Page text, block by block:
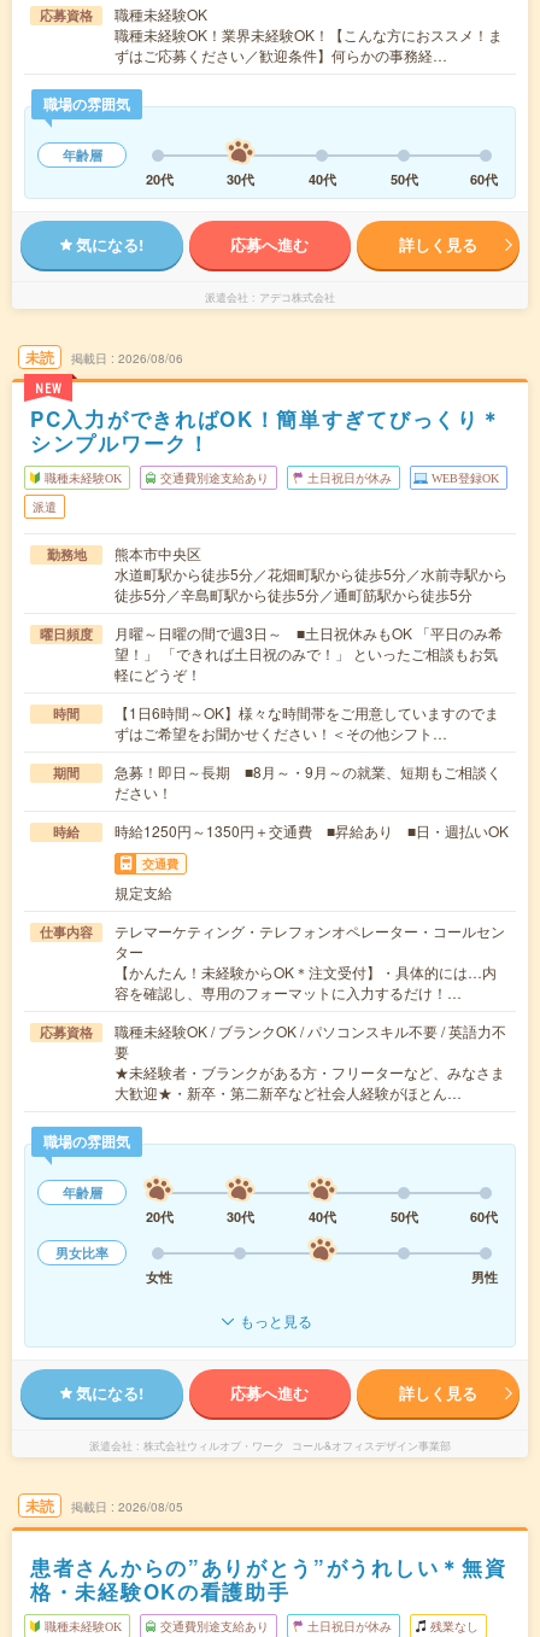
応募資格
職種未経験OK
職種未経験OK！業界未経験OK！【こんな方におススメ！ま
ずはご応募ください／歓迎条件】何らかの事務経…
職場の雰囲気
年齢層
20代
30代 40代 50代 60代
気になる! 応募へ進む 詳しく見る
派遣会社 アデコ株式会社
未読
NEW
掲載日 2026/08/06
PC入力ができればOK！簡単すぎてびっくり＊
シンプルワーク！
職種未経験OK 交通費別途支給あり 土日祝日が休み WEB登録OK
派遣
勤務地
熊本市中央区
水道町駅から徒歩5分／花畑町駅から徒歩5分／水前寺駅から
徒歩5分／辛島町駅から徒歩5分／通町筋駅から徒歩5分
曜日頻度
月曜～日曜の間で週3日～ ■土日祝休みもOK 「平日のみ希
望！」 「できれば土日祝のみで！」 といったご相談もお気
軽にどうぞ！
時間
【1日6時間～OK】様々な時間帯をご用意していますのでま
ずはご希望をお聞かせください！＜その他シフト…
期間
急募！即日～長期 ■8月～・9月～の就業、短期もご相談く
ださい！
時給 時給1250円～1350円＋交通費 ■昇給あり ■日・週払いOK
交通費
規定支給
仕事内容
テレマーケティング・テレフォンオペレーター・コールセン
ター
【かんたん！未経験からOK＊注文受付】・具体的には…内
容を確認し、専用のフォーマットに入力するだけ！…
応募資格
職種未経験OK / ブランクOK / パソコンスキル不要 / 英語力不
要
★未経験者・ブランクがある方・フリーターなど、みなさま
大歓迎★・新卒・第二新卒など社会人経験がほとん…
職場の雰囲気
年齢層
20代
30代 40代 50代
60代
男女比率
女性
男性
もっと見る
気になる! 応募へ進む 詳しく見る
派遣会社 株式会社ウィルオブ・ワーク コール&オフィスデザイン事業部
未読 掲載日 2026/08/05
患者さんからの”ありがとう”がうれしい＊無資
格・未経験OKの看護助手
職種未経験OK 交通費別途支給あり 土日祝日が休み 残業なし